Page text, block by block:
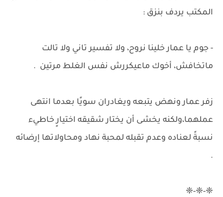
المكتب يردف بنزق :
- جوم يا عمار خلينا نروح، ولا تفسير تاني ولا تالت
ماتخافش، أخوك ماعيكررش نفس الغلط مرتين .
زفر عمار ونهض يتبعه ويغادران سويًا بعدما انتهى
عملهما،ولكنه يخشى أن يختار شقيقه اختيارٍ خاطيء
نسبةً لعناده وعدم تقبله لمحبة نهاد ومحاولاتها إرضائه
.
❈-❈-❈